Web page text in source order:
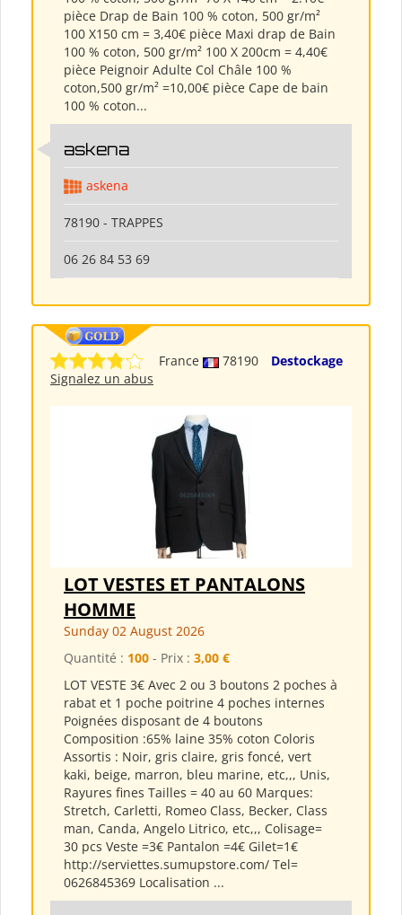
pièce Drap de Bain 100 % coton, 500 gr/m²
100 X150 cm = 3,40€ pièce Maxi drap de Bain
100 % coton, 500 gr/m² 100 X 200cm = 4,40€
pièce Peignoir Adulte Col Châle 100 %
coton,500 gr/m² =10,00€ pièce Cape de bain
100 % coton...
askena
askena
78190 - TRAPPES
06 26 84 53 69
France 78190
Destockage
Signalez un abus
LOT VESTES ET PANTALONS
HOMME
Sunday 02 August 2026
Quantité : 100 - Prix : 3,00 €
LOT VESTE 3€ Avec 2 ou 3 boutons 2 poches à
rabat et 1 poche poitrine 4 poches internes
Poignées disposant de 4 boutons
Composition :65% laine 35% coton Coloris
Assortis : Noir, gris claire, gris foncé, vert
kaki, beige, marron, bleu marine, etc,,, Unis,
Rayures fines Tailles = 40 au 60 Marques:
Stretch, Carletti, Romeo Class, Becker, Class
man, Canda, Angelo Litrico, etc,,, Colisage=
30 pcs Veste =3€ Pantalon =4€ Gilet=1€
http://serviettes.sumupstore.com/ Tel=
0626845369 Localisation ...